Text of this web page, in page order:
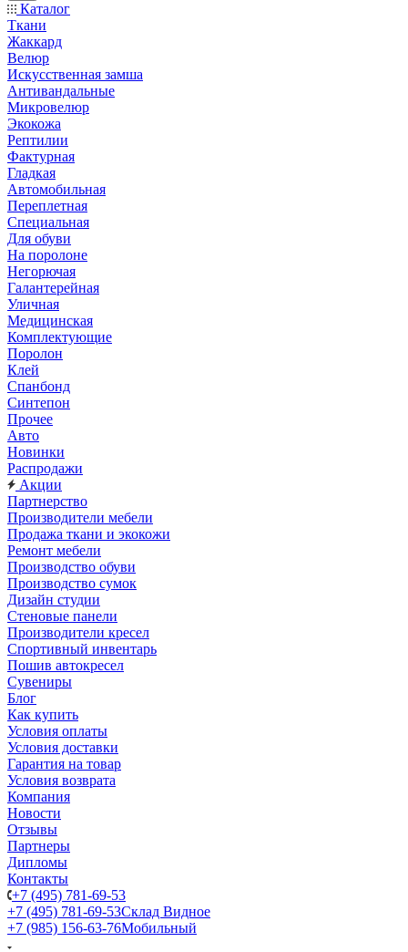
Каталог
Ткани
Жаккард
Велюр
Искусственная замша
Антивандальные
Микровелюр
Экокожа
Рептилии
Фактурная
Гладкая
Автомобильная
Переплетная
Специальная
Для обуви
На поролоне
Негорючая
Галантерейная
Уличная
Медицинская
Комплектующие
Поролон
Клей
Спанбонд
Синтепон
Прочее
Авто
Новинки
Распродажи
Акции
Партнерство
Производители мебели
Продажа ткани и экокожи
Ремонт мебели
Производство обуви
Производство сумок
Дизайн студии
Стеновые панели
Производители кресел
Спортивный инвентарь
Пошив автокресел
Сувениры
Блог
Как купить
Условия оплаты
Условия доставки
Гарантия на товар
Условия возврата
Компания
Новости
Отзывы
Партнеры
Дипломы
Контакты
+7 (495) 781-69-53
+7 (495) 781-69-53Склад Видное
+7 (985) 156-63-76Мобильный